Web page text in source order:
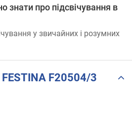
знати про підсвічування в
у звичайних і розумних
F20504/3